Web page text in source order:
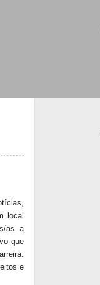
local
as a
que
e